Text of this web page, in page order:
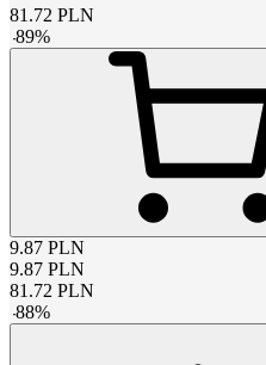
81.72 PLN
-89%
9.87 PLN
9.87 PLN
81.72 PLN
-88%